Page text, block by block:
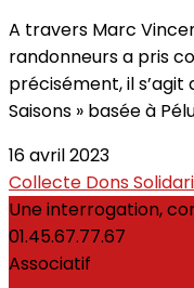
A travers Marc
randonneurs a pris
précisément, il s’agit
Saisons » basée à
16 avril 2023
Collecte Dons
Une interrogation,
01.45.67.77.67
Associatif